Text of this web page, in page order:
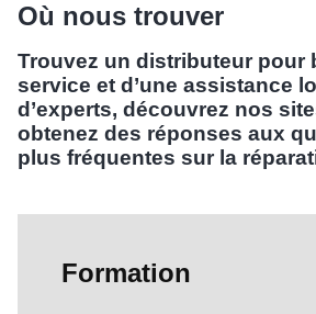
Où nous trouver
Trouvez un distributeur pour
service et d’une assistance
d’experts, découvrez nos
obtenez des réponses aux
plus fréquentes sur la
Formation